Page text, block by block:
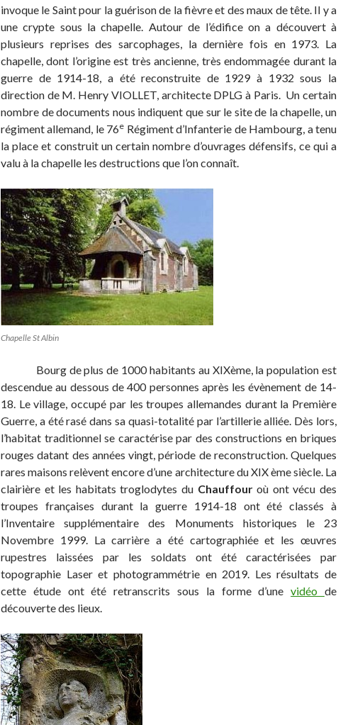
invoque le Saint pour la guérison de la fièvre et des maux de tête. Il y a
une crypte sous la chapelle. Autour de l’édifice on a découvert à
plusieurs reprises des sarcophages, la dernière fois en 1973. La
chapelle, dont l’origine est très ancienne, très endommagée durant la
guerre de 1914-18, a été reconstruite de 1929 à 1932 sous la
direction de M. Henry VIOLLET, architecte DPLG à Paris. Un certain
nombre de documents nous indiquent que sur le site de la chapelle, un
régiment allemand, le 76e Régiment d’Infanterie de Hambourg, a tenu
la place et construit un certain nombre d’ouvrages défensifs, ce qui a
valu à la chapelle les destructions que l’on connaît.
Chapelle St Albin
Bourg de plus de 1000 habitants au XIXème, la population est
descendue au dessous de 400 personnes après les évènement de 14-
18. Le village, occupé par les troupes allemandes durant la Première
Guerre, a été rasé dans sa quasi-totalité par l’artillerie alliée. Dès lors,
l’habitat traditionnel se caractérise par des constructions en briques
rouges datant des années vingt, période de reconstruction. Quelques
rares maisons relèvent encore d’une architecture du XIX ème siècle. La
clairière et les habitats troglodytes du Chauffouroù ont vécu des
troupes françaises durant la guerre 1914-18 ont été classés à
l’Inventaire supplémentaire des Monuments historiques le 23
Novembre 1999. La carrière a été cartographiée et les œuvres
rupestres laissées par les soldats ont été caractérisées par
topographie Laser et photogrammétrie en 2019. Les résultats de
cette étude ont été retranscrits sous la forme d’unevidéode
découverte des lieux.